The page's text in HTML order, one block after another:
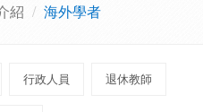
紹 海外學者
行政人員 退休教師